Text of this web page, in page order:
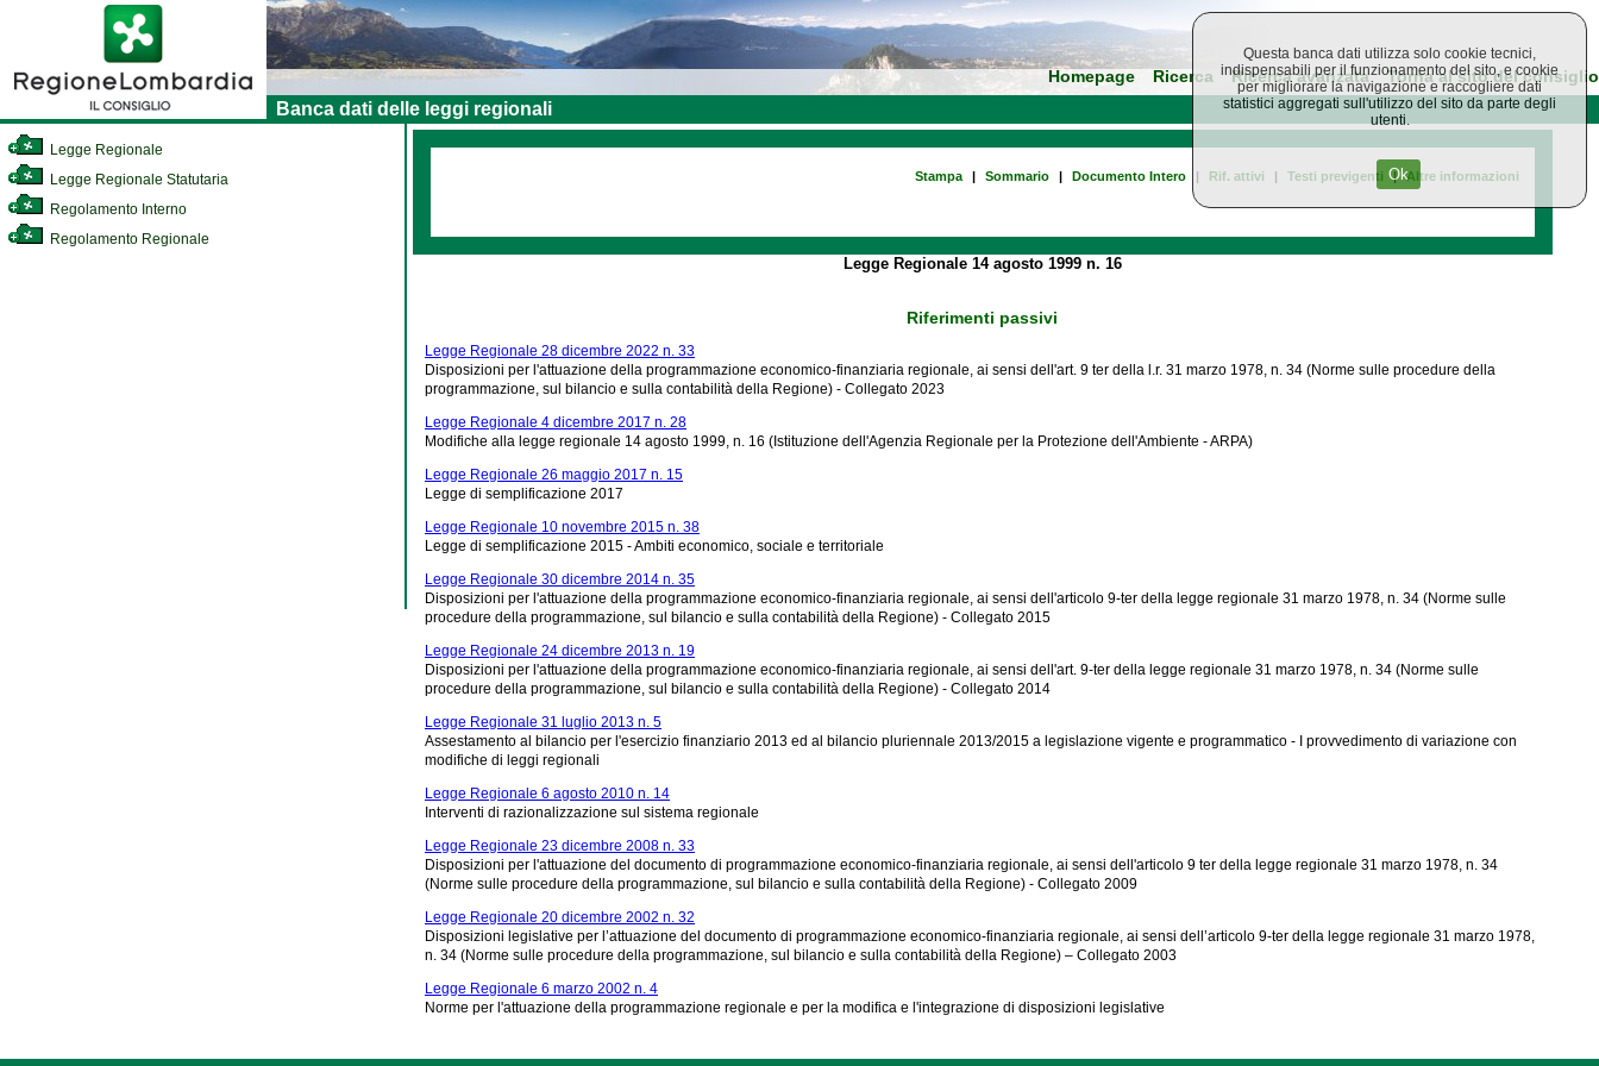
Homepage Ricerca Ricerca avanzata Torna al sito del consiglio
Banca dati delle leggi regionali
Legge Regionale
Legge Regionale Statutaria
Regolamento Interno
Regolamento Regionale
Stampa | Sommario | Documento Intero | Rif. attivi | Testi previgenti | Altre informazioni
Legge Regionale 14 agosto 1999 n. 16
Riferimenti passivi
Legge Regionale 28 dicembre 2022 n. 33
Disposizioni per l'attuazione della programmazione economico-finanziaria regionale, ai sensi dell'art. 9 ter della l.r. 31 marzo 1978, n. 34 (Norme sulle procedure della
programmazione, sul bilancio e sulla contabilità della Regione) - Collegato 2023
Legge Regionale 4 dicembre 2017 n. 28
Modifiche alla legge regionale 14 agosto 1999, n. 16 (Istituzione dell'Agenzia Regionale per la Protezione dell'Ambiente - ARPA)
Legge Regionale 26 maggio 2017 n. 15
Legge di semplificazione 2017
Legge Regionale 10 novembre 2015 n. 38
Legge di semplificazione 2015 - Ambiti economico, sociale e territoriale
Legge Regionale 30 dicembre 2014 n. 35
Disposizioni per l'attuazione della programmazione economico-finanziaria regionale, ai sensi dell'articolo 9-ter della legge regionale 31 marzo 1978, n. 34 (Norme sulle
procedure della programmazione, sul bilancio e sulla contabilità della Regione) - Collegato 2015
Legge Regionale 24 dicembre 2013 n. 19
Disposizioni per l'attuazione della programmazione economico-finanziaria regionale, ai sensi dell'art. 9-ter della legge regionale 31 marzo 1978, n. 34 (Norme sulle
procedure della programmazione, sul bilancio e sulla contabilità della Regione) - Collegato 2014
Legge Regionale 31 luglio 2013 n. 5
Assestamento al bilancio per l'esercizio finanziario 2013 ed al bilancio pluriennale 2013/2015 a legislazione vigente e programmatico - I provvedimento di variazione con
modifiche di leggi regionali
Legge Regionale 6 agosto 2010 n. 14
Interventi di razionalizzazione sul sistema regionale
Legge Regionale 23 dicembre 2008 n. 33
Disposizioni per l'attuazione del documento di programmazione economico-finanziaria regionale, ai sensi dell'articolo 9 ter della legge regionale 31 marzo 1978, n. 34
(Norme sulle procedure della programmazione, sul bilancio e sulla contabilità della Regione) - Collegato 2009
Legge Regionale 20 dicembre 2002 n. 32
Disposizioni legislative per l’attuazione del documento di programmazione economico-finanziaria regionale, ai sensi dell’articolo 9-ter della legge regionale 31 marzo 1978,
n. 34 (Norme sulle procedure della programmazione, sul bilancio e sulla contabilità della Regione) – Collegato 2003
Legge Regionale 6 marzo 2002 n. 4
Norme per l'attuazione della programmazione regionale e per la modifica e l'integrazione di disposizioni legislative
Questa banca dati utilizza solo cookie tecnici,
indispensabili per il funzionamento del sito, e cookie
per migliorare la navigazione e raccogliere dati
statistici aggregati sull'utilizzo del sito da parte degli
utenti.
Ok